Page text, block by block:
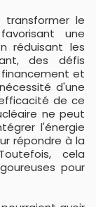
le
une
réduisant les
des défis
et
d'une
de ce
ne peut
l'énergie
répondre à la
cela
pour